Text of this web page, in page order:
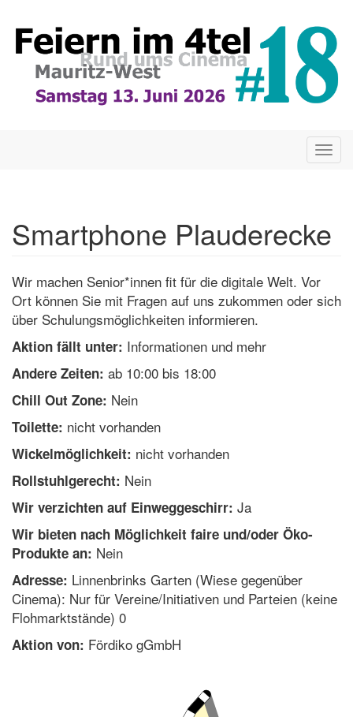
zum
Inhalt
Smartphone Plauderecke
Wir machen Senior*innen fit für die digitale Welt. Vor
Ort können Sie mit Fragen auf uns zukommen oder sich
über Schulungsmöglichkeiten informieren.
Aktion fällt unter: Informationen und mehr
Andere Zeiten: ab 10:00 bis 18:00
Chill Out Zone: Nein
Toilette: nicht vorhanden
Wickelmöglichkeit: nicht vorhanden
Rollstuhlgerecht: Nein
Wir verzichten auf Einweggeschirr: Ja
Wir bieten nach Möglichkeit faire und/oder Öko-
Produkte an: Nein
Adresse: Linnenbrinks Garten (Wiese gegenüber
Cinema): Nur für Vereine/Initiativen und Parteien (keine
Flohmarktstände) 0
Aktion von: Fördiko gGmbH